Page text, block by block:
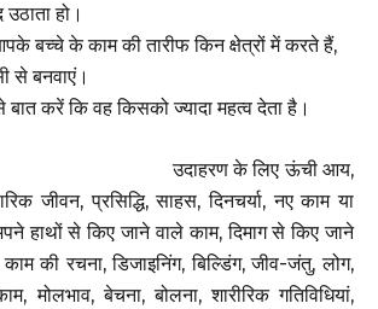
हो।
बच्चे के काम की तारीफ किन क्षेत्रों में करते हैं,
से बनवाएं।
करें कि वह किसको ज्यादा महत्व देता है।
के लिए ऊंची आय,
जीवन, प्रसिद्धि, साहस, दिनचर्या, नए काम या
हाथों से किए जाने वाले काम, दिमाग से किए जाने
की रचना, डिजाइनिंग, बिल्डिंग, जीव-जंतु, लोग,
मोलभाव, बेचना, बोलना, शारीरिक गतिविधियां,